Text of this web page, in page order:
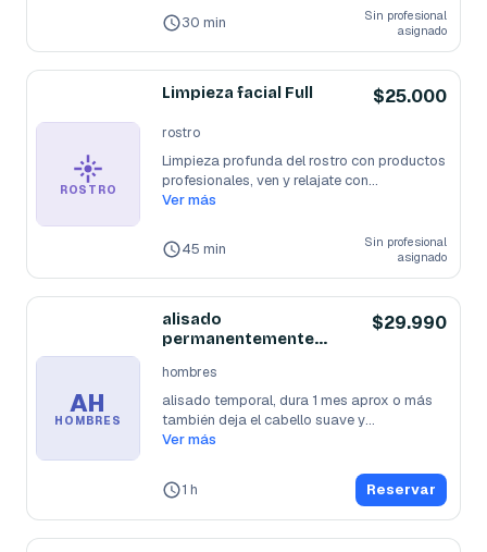
30 min
Sin profesional
asignado
ROSTRO
Limpieza facial Full $25.000
rostro
Limpieza profunda del rostro con productos
profesionales, ven y relajate con...
Ver más
45 min
Sin profesional
asignado
AH
HOMBRES
alisado
permanentemente
$29.990
hombres
alisado temporal, dura 1 mes aprox o más
también deja el cabello suave y...
Ver más
1 h Reservar